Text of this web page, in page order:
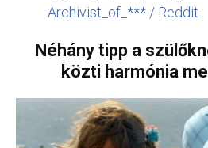
Archivist_of_*** / Reddit
Néhány tipp a
közti harmónia